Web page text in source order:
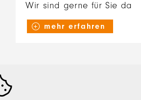
Wir sind gerne für Sie da
mehr erfahren